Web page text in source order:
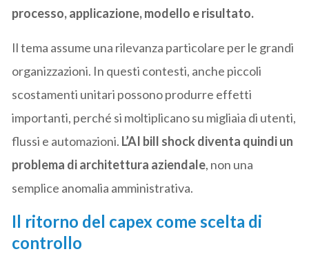
processo, applicazione, modello e risultato.
Il tema assume una rilevanza particolare per le grandi
organizzazioni. In questi contesti, anche piccoli
scostamenti unitari possono produrre effetti
importanti, perché si moltiplicano su migliaia di utenti,
flussi e automazioni. L’AI bill shock diventa quindi un
problema di architettura aziendale, non una
semplice anomalia amministrativa.
Il ritorno del capex come scelta di
controllo